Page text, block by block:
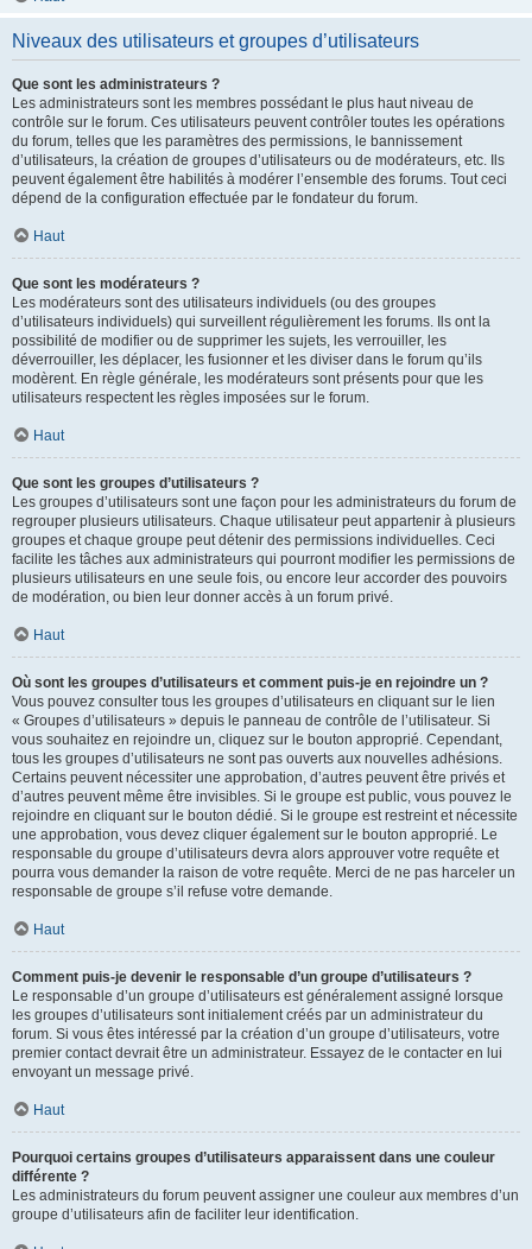
Niveaux des utilisateurs et groupes d’utilisateurs
Que sont les administrateurs ?
Les administrateurs sont les membres possédant le plus haut niveau de
contrôle sur le forum. Ces utilisateurs peuvent contrôler toutes les opérations
du forum, telles que les paramètres des permissions, le bannissement
d’utilisateurs, la création de groupes d’utilisateurs ou de modérateurs, etc. Ils
peuvent également être habilités à modérer l’ensemble des forums. Tout ceci
dépend de la configuration effectuée par le fondateur du forum.
Haut
Que sont les modérateurs ?
Les modérateurs sont des utilisateurs individuels (ou des groupes
d’utilisateurs individuels) qui surveillent régulièrement les forums. Ils ont la
possibilité de modifier ou de supprimer les sujets, les verrouiller, les
déverrouiller, les déplacer, les fusionner et les diviser dans le forum qu’ils
modèrent. En règle générale, les modérateurs sont présents pour que les
utilisateurs respectent les règles imposées sur le forum.
Haut
Que sont les groupes d’utilisateurs ?
Les groupes d’utilisateurs sont une façon pour les administrateurs du forum de
regrouper plusieurs utilisateurs. Chaque utilisateur peut appartenir à plusieurs
groupes et chaque groupe peut détenir des permissions individuelles. Ceci
facilite les tâches aux administrateurs qui pourront modifier les permissions de
plusieurs utilisateurs en une seule fois, ou encore leur accorder des pouvoirs
de modération, ou bien leur donner accès à un forum privé.
Haut
Où sont les groupes d’utilisateurs et comment puis-je en rejoindre un ?
Vous pouvez consulter tous les groupes d’utilisateurs en cliquant sur le lien
« Groupes d’utilisateurs » depuis le panneau de contrôle de l’utilisateur. Si
vous souhaitez en rejoindre un, cliquez sur le bouton approprié. Cependant,
tous les groupes d’utilisateurs ne sont pas ouverts aux nouvelles adhésions.
Certains peuvent nécessiter une approbation, d’autres peuvent être privés et
d’autres peuvent même être invisibles. Si le groupe est public, vous pouvez le
rejoindre en cliquant sur le bouton dédié. Si le groupe est restreint et nécessite
une approbation, vous devez cliquer également sur le bouton approprié. Le
responsable du groupe d’utilisateurs devra alors approuver votre requête et
pourra vous demander la raison de votre requête. Merci de ne pas harceler un
responsable de groupe s’il refuse votre demande.
Haut
Comment puis-je devenir le responsable d’un groupe d’utilisateurs ?
Le responsable d’un groupe d’utilisateurs est généralement assigné lorsque
les groupes d’utilisateurs sont initialement créés par un administrateur du
forum. Si vous êtes intéressé par la création d’un groupe d’utilisateurs, votre
premier contact devrait être un administrateur. Essayez de le contacter en lui
envoyant un message privé.
Haut
Pourquoi certains groupes d’utilisateurs apparaissent dans une couleur
différente ?
Les administrateurs du forum peuvent assigner une couleur aux membres d’un
groupe d’utilisateurs afin de faciliter leur identification.